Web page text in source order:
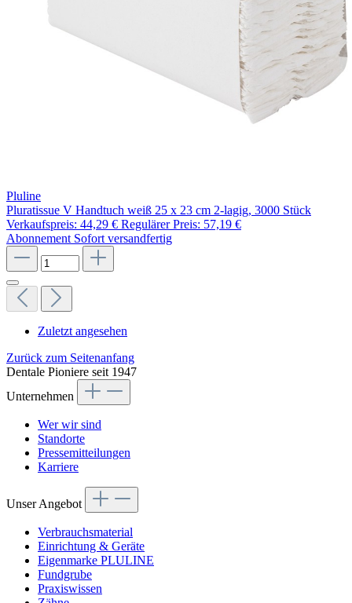
Pluline
Pluratissue V Handtuch weiß 25 x 23 cm 2-lagig, 3000 Stück
Verkaufspreis: 44,29 € Regulärer Preis: 57,19 €
Abonnement Sofort versandfertig
Zuletzt angesehen
Zurück zum Seitenanfang
Dentale Pioniere seit 1947
Unternehmen
Wer wir sind
Standorte
Pressemitteilungen
Karriere
Unser Angebot
Verbrauchsmaterial
Einrichtung & Geräte
Eigenmarke PLULINE
Fundgrube
Praxiswissen